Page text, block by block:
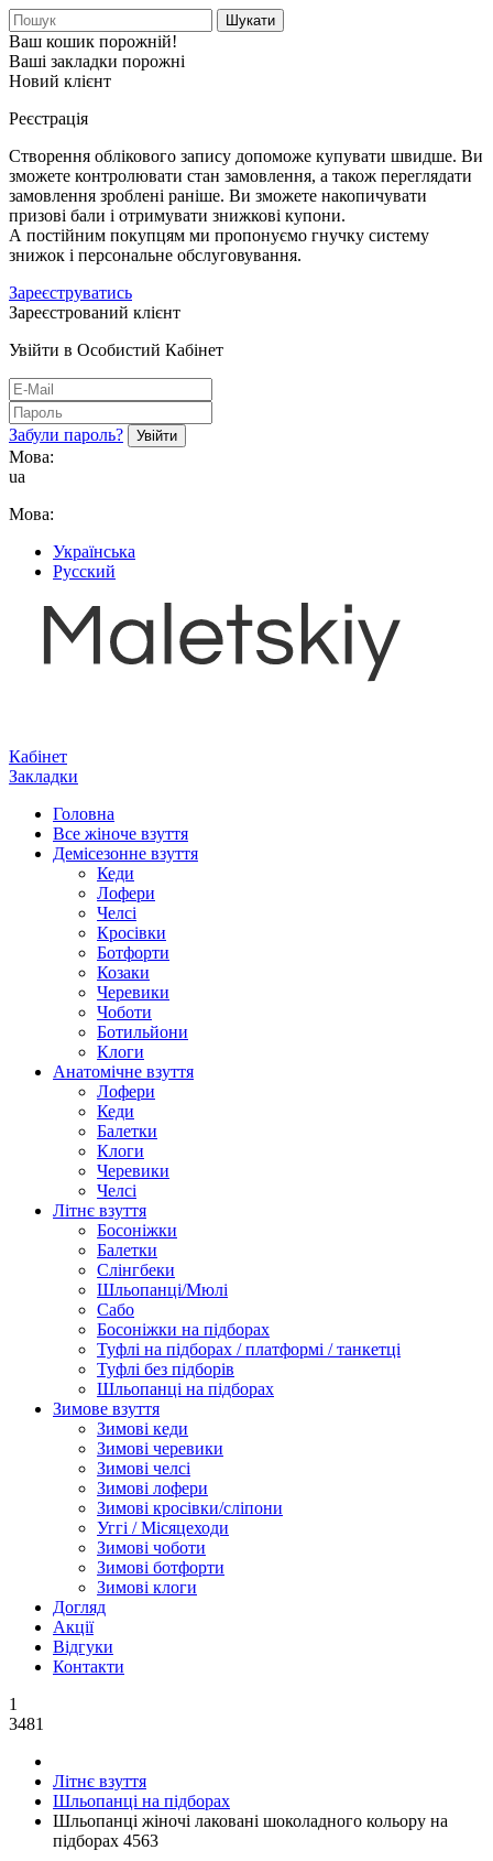
Шукати
Ваш кошик порожній!
Ваші закладки порожні
Новий клієнт
Реєстрація
Створення облікового запису допоможе купувати швидше. Ви
зможете контролювати стан замовлення, а також переглядати
замовлення зроблені раніше. Ви зможете накопичувати
призові бали і отримувати знижкові купони.
А постійним покупцям ми пропонуємо гнучку систему
знижок і персональне обслуговування.
Зареєструватись
Зареєстрований клієнт
Увійти в Особистий Кабінет
Забули пароль?
Мова:
ua
Мова:
Українська
Русский
Кабінет
Закладки
Головна
Все жіноче взуття
Демісезонне взуття
Кеди
Лофери
Челсі
Кросівки
Ботфорти
Козаки
Черевики
Чоботи
Ботильйони
Клоги
Анатомічне взуття
Лофери
Кеди
Балетки
Клоги
Черевики
Челсі
Літнє взуття
Босоніжки
Балетки
Слінгбеки
Шльопанці/Мюлі
Сабо
Босоніжки на підборах
Туфлі на підборах / платформі / танкетці
Туфлі без підборів
Шльопанці на підборах
Зимове взуття
Зимові кеди
Зимові черевики
Зимові челсі
Зимові лофери
Зимові кросівки/сліпони
Уггі / Місяцеходи
Зимові чоботи
Зимові ботфорти
Зимові клоги
Догляд
Акції
Відгуки
Контакти
1
3481
Літнє взуття
Шльопанці на підборах
Шльопанці жіночі лаковані шоколадного кольору на
підборах 4563